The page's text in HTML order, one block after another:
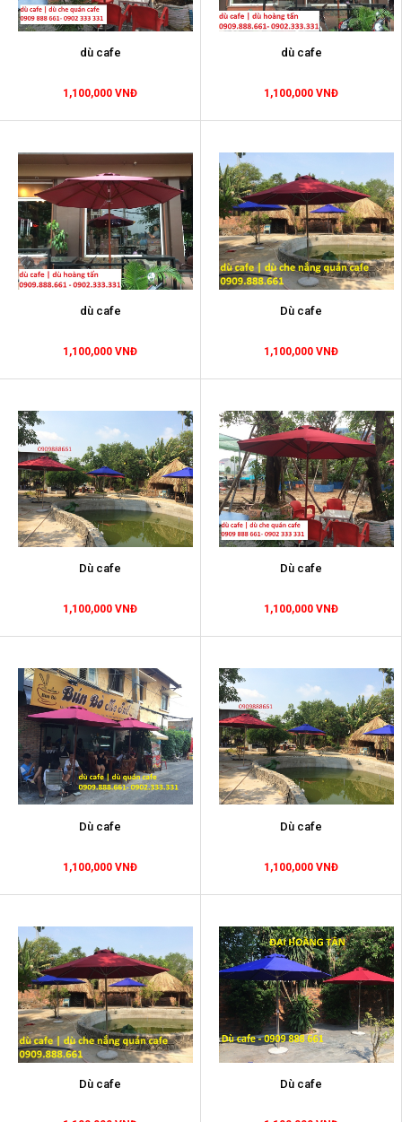
dù cafe
1,100,000 VNĐ
dù cafe
1,100,000 VNĐ
dù cafe
1,100,000 VNĐ
Dù cafe
1,100,000 VNĐ
Dù cafe
1,100,000 VNĐ
Dù cafe
1,100,000 VNĐ
Dù cafe
1,100,000 VNĐ
Dù cafe
1,100,000 VNĐ
Dù cafe Dù cafe